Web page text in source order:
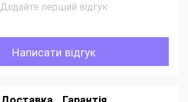
Додайте перший відгук
Написати відгук